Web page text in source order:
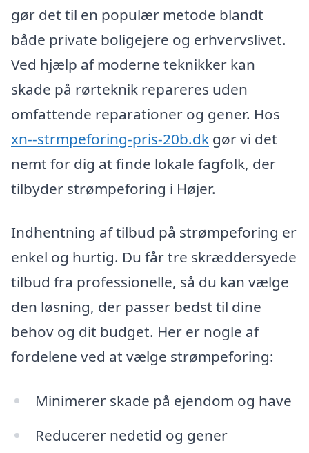
gør det til en populær metode blandt
både private boligejere og erhvervslivet.
Ved hjælp af moderne teknikker kan
skade på rørteknik repareres uden
omfattende reparationer og gener. Hos
xn--strmpeforing-pris-20b.dk gør vi det
nemt for dig at finde lokale fagfolk, der
tilbyder strømpeforing i Højer.
Indhentning af tilbud på strømpeforing er
enkel og hurtig. Du får tre skræddersyede
tilbud fra professionelle, så du kan vælge
den løsning, der passer bedst til dine
behov og dit budget. Her er nogle af
fordelene ved at vælge strømpeforing:
Minimerer skade på ejendom og have
Reducerer nedetid og gener